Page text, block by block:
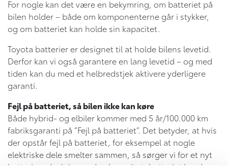
For nogle kan det være en bekymring, om batteriet på
bilen holder – både om komponenterne går i stykker,
og om batteriet kan holde sin kapacitet.
Toyota batterier er designet til at holde bilens levetid.
Derfor kan vi også garantere en lang levetid – og med
tiden kan du med et helbredstjek aktivere yderligere
garanti.
Fejl på batteriet, så bilen ikke kan køre
Både hybrid- og elbiler kommer med 5 år/100.000 km
fabriksgaranti på ”Fejl på batteriet”. Det betyder, at hvis
der opstår fejl på batteriet, for eksempel at nogle
elektriske dele smelter sammen, så sørger vi for et nyt